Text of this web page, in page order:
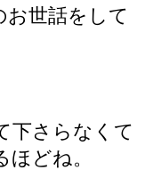
お世話をして
下さらなくて
どね。